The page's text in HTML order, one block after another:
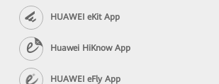
HUAWEI eKit App
Huawei HiKnow App
HUAWEI eFly App